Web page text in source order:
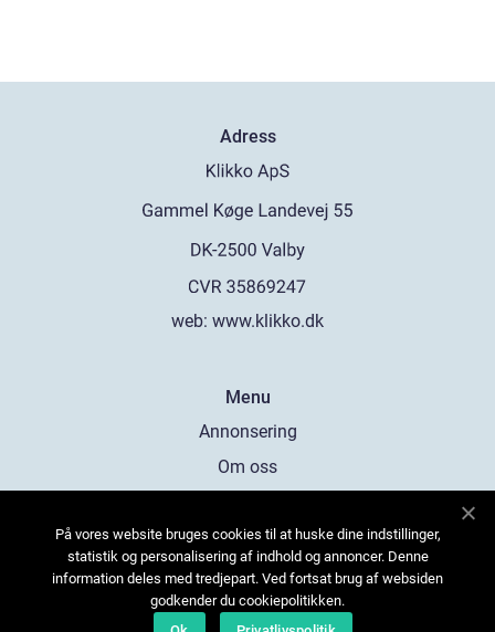
Adress
web: www.klikko.dk
Menu
Annonsering
Om oss
Kontakta oss
Sitemap
På vores website bruges cookies til at huske dine indstillinger,
statistik og personalisering af indhold og annoncer. Denne
information deles med tredjepart. Ved fortsat brug af websiden
godkender du cookiepolitikken.